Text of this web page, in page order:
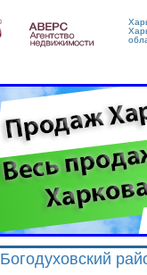
Богодуховский